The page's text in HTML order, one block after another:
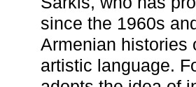
since the 1960s
Armenian histories
artistic language.